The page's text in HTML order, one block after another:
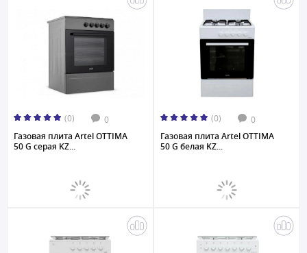
(0) 0
Газовая плита Artel OTTIMA
50 G серая KZ...
(0) 0
Газовая плита Artel OTTIMA
50 G белая KZ...